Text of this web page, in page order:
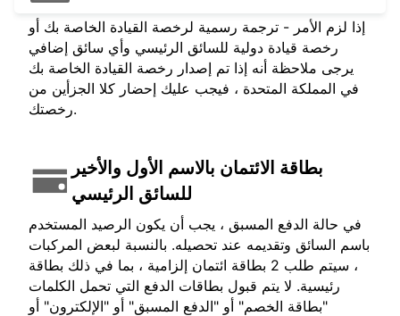
إذا لزم الأمر - ترجمة رسمية لرخصة القيادة الخاصة بك أو
رخصة قيادة دولية للسائق الرئيسي وأي سائق إضافي
يرجى ملاحظة أنه إذا تم إصدار رخصة القيادة الخاصة بك
في المملكة المتحدة ، فيجب عليك إحضار كلا الجزأين من
رخصتك.
بطاقة الائتمان بالاسم الأول والأخير
للسائق الرئيسي
في حالة الدفع المسبق ، يجب أن يكون الرصيد المستخدم
باسم السائق وتقديمه عند تحصيله. بالنسبة لبعض المركبات
، سيتم طلب 2 بطاقة ائتمان إلزامية ، بما في ذلك بطاقة
رئيسية. لا يتم قبول بطاقات الدفع التي تحمل الكلمات
"بطاقة الخصم" أو "الدفع المسبق" أو "الإلكترون" أو